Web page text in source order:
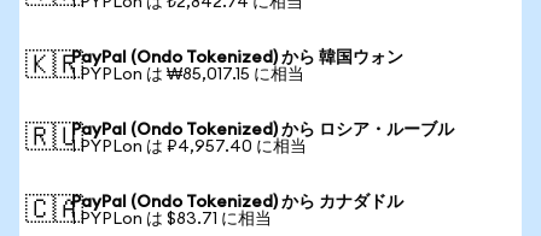
🇰🇷PayPal (Ondo Tokenized) から 韓国ウォン
1 PYPLon は ₩85,017.15 に相当
🇷🇺PayPal (Ondo Tokenized) から ロシア・ルーブル
1 PYPLon は ₽4,957.40 に相当
🇨🇦PayPal (Ondo Tokenized) から カナダドル
1 PYPLon は $83.71 に相当